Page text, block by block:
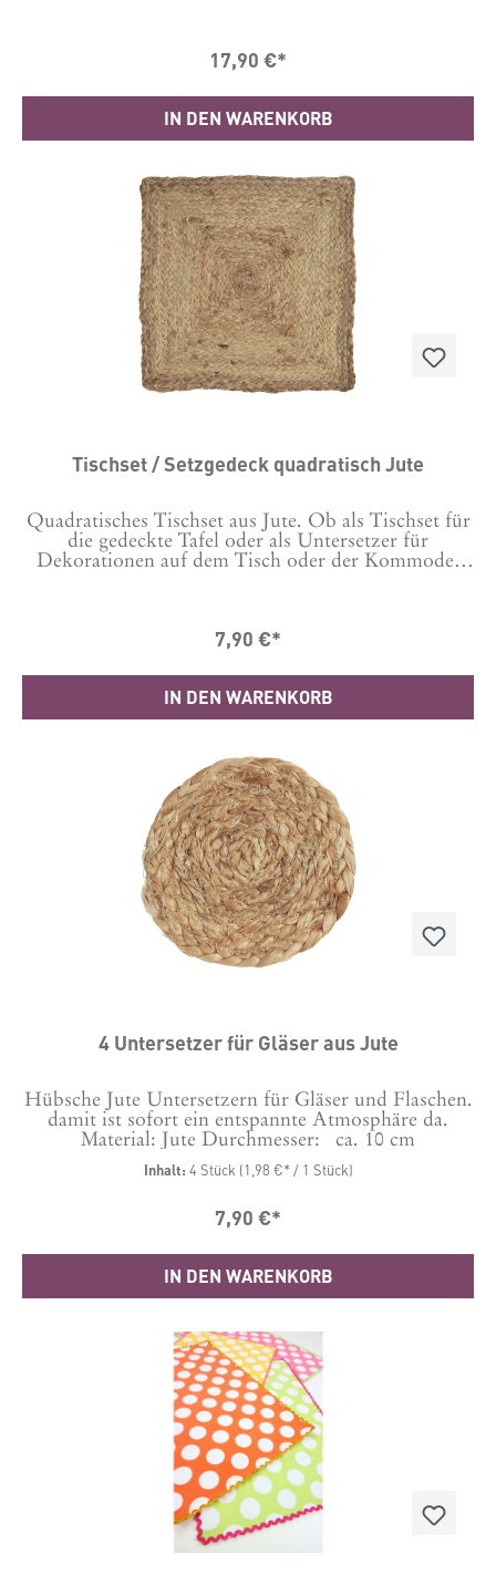
17,90 €*
IN DEN WARENKORB
Tischset / Setzgedeck quadratisch Jute
Quadratisches Tischset aus Jute. Ob als Tischset für
die gedeckte Tafel oder als Untersetzer für
Dekorationen auf dem Tisch oder der Kommode.
7,90 €*
IN DEN WARENKORB
4 Untersetzer für Gläser aus Jute
Hübsche Jute Untersetzern für Gläser und Flaschen.
damit ist sofort ein entspannte Atmosphäre da.
Material: Jute Durchmesser: ca. 10 cm
Inhalt: 4 Stück (1,98 €* / 1 Stück)
7,90 €*
IN DEN WARENKORB